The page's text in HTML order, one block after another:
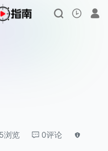
浏览 0评论